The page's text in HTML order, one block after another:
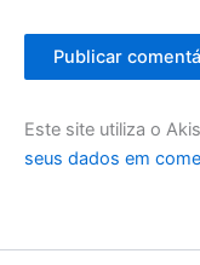
Este site utiliza o
seus dados em